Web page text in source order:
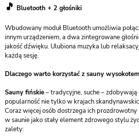
🎵 Bluetooth + 2 głośniki
Wbudowany moduł Bluetooth umożliwia
innym urządzeniem, a dwa zintegrowane
jakość dźwięku. Ulubiona muzyka lub
każdą sesję.
Dlaczego warto korzystać z sauny
Sauny fińskie– tradycyjne, suche – zdobywają
popularność nie tylko w krajach
Coraz więcej osób dostrzega ich prozdrowotny
w saunie jako stały element zdrowego stylu
zalety: